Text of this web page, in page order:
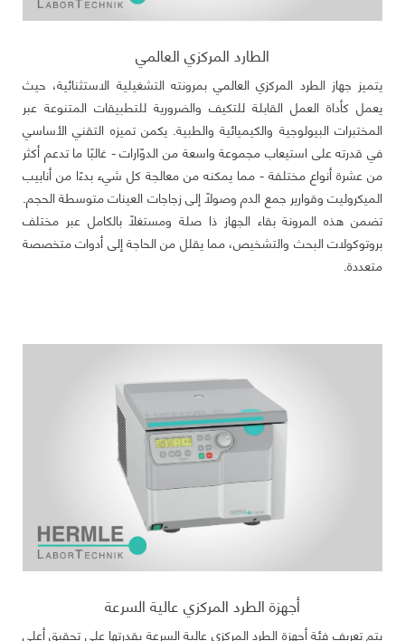
الطارد المركزي العالمي
يتميز جهاز الطرد المركزي العالمي بمرونته التشغيلية الاستثنائية، حيث
يعمل كأداة العمل القابلة للتكيف والضرورية للتطبيقات المتنوعة عبر
المختبرات البيولوجية والكيميائية والطبية. يكمن تميزه التقني الأساسي
في قدرته على استيعاب مجموعة واسعة من الدوّارات - غالبًا ما تدعم أكثر
من عشرة أنواع مختلفة - مما يمكنه من معالجة كل شيء بدءًا من أنابيب
الميكروليت وقوارير جمع الدم وصولًا إلى زجاجات العينات متوسطة الحجم.
تضمن هذه المرونة بقاء الجهاز ذا صلة ومستغلًا بالكامل عبر مختلف
بروتوكولات البحث والتشخيص، مما يقلل من الحاجة إلى أدوات متخصصة
متعددة.
أجهزة الطرد المركزي عالية السرعة
يتم تعريف فئة أجهزة الطرد المركزي عالية السرعة بقدرتها على تحقيق أعلى